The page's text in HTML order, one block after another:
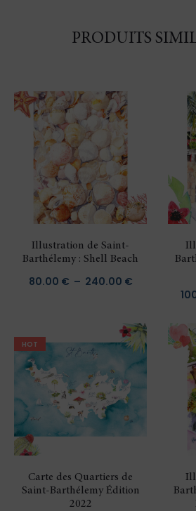
PRODUITS
Illustration de Saint-
Barthélemy : Shell Beach
80.00 € – 240.00 €Plage
prix :
80.00 €
à
240.00 €
HOT
Carte des Quartiers de
Saint-Barthélemy Édition
2022